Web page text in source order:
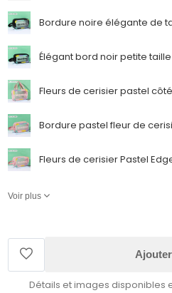
Bordure noire élégante de
Élégant bord noir petite taille
Fleurs de cerisier pastel
Bordure pastel fleur de
Fleurs de cerisier Pastel
Voir plus
Détails et images disponibles